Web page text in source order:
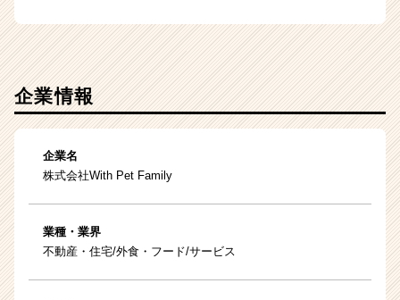
企業情報
企業名
株式会社With Pet Family
業種・業界
不動産・住宅/外食・フード/サービス